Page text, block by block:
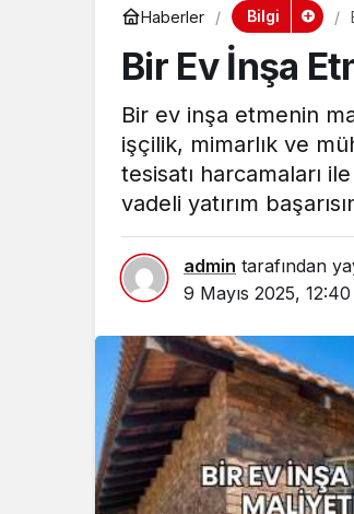
Haberler Bilgi
Bir Ev İnşa
Bir ev inşa etmenin
işçilik, mimarlık ve
tesisatı harcamaları
vadeli yatırım
admin tarafından
9 Mayıs 2025, 12:40